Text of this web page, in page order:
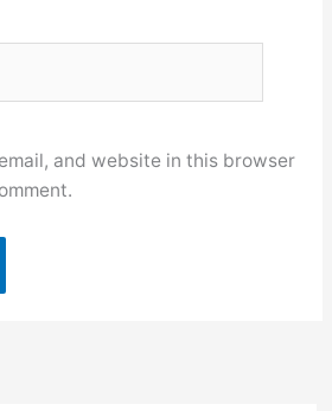
and website in this browser